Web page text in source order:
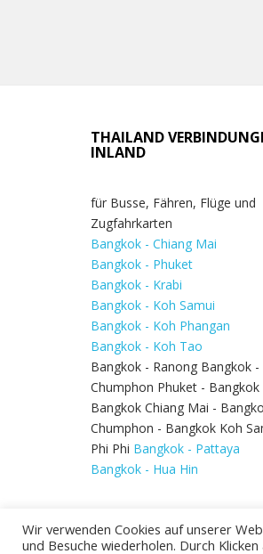
THAILAND
INLAND
für Busse, Fähren, Flüge und
Zugfahrkarten
Bangkok - Chiang Mai
Bangkok - Phuket
Bangkok - Krabi
Bangkok - Koh Samui
Bangkok - Koh Phangan
Bangkok - Koh Tao
Bangkok - Ranong Bangkok -
Chumphon Phuket - Bangkok
Bangkok Chiang Mai -
Chumphon - Bangkok Koh
Phi Phi Bangkok - Pattaya
Bangkok - Hua Hin
Wir verwenden Cookies auf unserer
und Besuche wiederholen. Durch